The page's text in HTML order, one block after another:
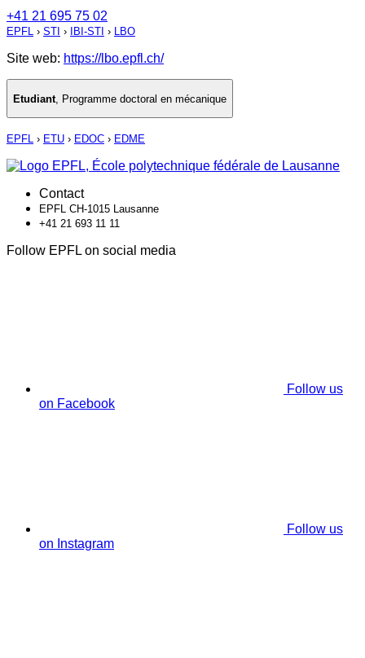
+41 21 695 75 02
EPFL › STI › IBI-STI › LBO
Site web: https://lbo.epfl.ch/
Etudiant Programme doctoral en mécanique
EPFL › ETU › EDOC › EDME
Contact
EPFL CH-1015 Lausanne
+41 21 693 11 11
Follow EPFL on social media
Follow us
on Facebook
Follow us
on Instagram